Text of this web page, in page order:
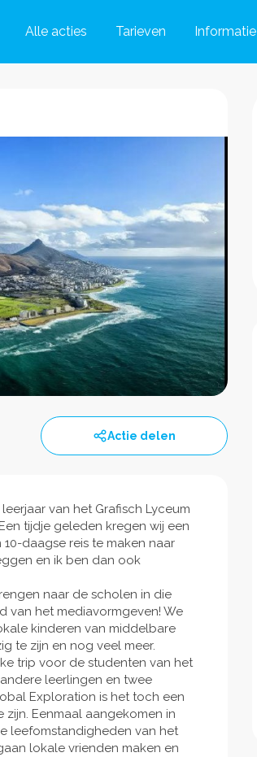
Alle acties Tarieven Informatie
Actie delen
van het Grafisch Lyceum
tijdje geleden kregen wij een
daagse reis te maken naar
en ik ben dan ook
naar de scholen in die
van het mediavormgeven! We
kinderen van middelbare
te zijn en nog veel meer.
trip voor de studenten van het
leerlingen en twee
Exploration is het toch een
Eenmaal aangekomen in
leefomstandigheden van het
lokale vrienden maken en